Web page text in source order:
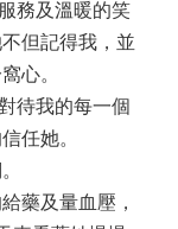
務及溫暖的笑
但記得我，並
心。
待我的每一個
任她。
藥及量血壓，